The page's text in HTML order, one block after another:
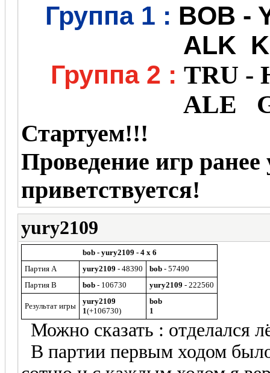
Группа 1 : BOB -
ALK
Группа 2 : TRU -
ALE
Стартуем!!!
Проведение игр
приветствуется!
yury2109
bob - yury2109 - 4 x 6
Партия A
yury2109 - 48390 bob - 57490
Партия B
bob - 106730 yury2109 - 222560
Результат игры
yury2109
1(+106730)
bob
1
Можно сказать : отделался
В партии первым ходом